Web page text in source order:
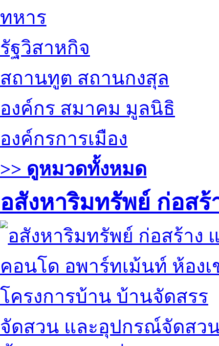
ทหาร
รัฐวิสาหกิจ
สถานทูต สถานกงสุล
องค์กร สมาคม มูลนิธิ
องค์กรการเมือง
>> ดูหมวดทั้งหมด
อสังหาริมทรัพย์ ก่อส
คอนโด อพาร์ทเม้นท์ ห้องเ
โครงการบ้าน บ้านจัดสรร
จัดสวน และอุปกรณ์จัดสว